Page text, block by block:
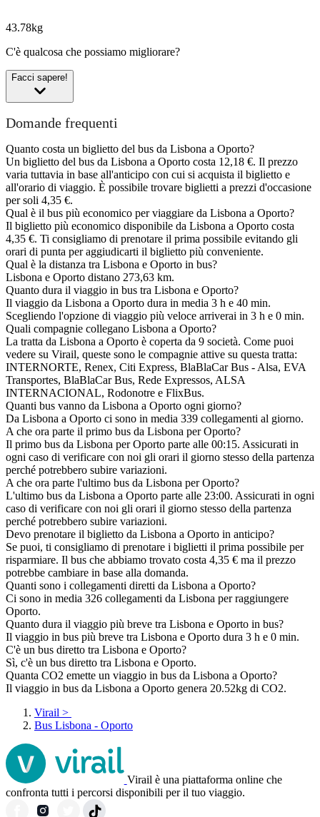
43.78kg
C'è qualcosa che possiamo migliorare?
Facci sapere!
Domande frequenti
Quanto costa un biglietto del bus da Lisbona a Oporto?
Un biglietto del bus da Lisbona a Oporto costa 12,18 €. Il prezzo
varia tuttavia in base all'anticipo con cui si acquista il biglietto e
all'orario di viaggio. È possibile trovare biglietti a prezzi d'occasione
per soli 4,35 €.
Qual è il bus più economico per viaggiare da Lisbona a Oporto?
Il biglietto più economico disponibile da Lisbona a Oporto costa
4,35 €. Ti consigliamo di prenotare il prima possibile evitando gli
orari di punta per aggiudicarti il biglietto più conveniente.
Qual è la distanza tra Lisbona e Oporto in bus?
Lisbona e Oporto distano 273,63 km.
Quanto dura il viaggio in bus tra Lisbona e Oporto?
Il viaggio da Lisbona a Oporto dura in media 3 h e 40 min.
Scegliendo l'opzione di viaggio più veloce arriverai in 3 h e 0 min.
Quali compagnie collegano Lisbona a Oporto?
La tratta da Lisbona a Oporto è coperta da 9 società. Come puoi
vedere su Virail, queste sono le compagnie attive su questa tratta:
INTERNORTE, Renex, Citi Express, BlaBlaCar Bus - Alsa, EVA
Transportes, BlaBlaCar Bus, Rede Expressos, ALSA
INTERNACIONAL, Rodonotre e FlixBus.
Quanti bus vanno da Lisbona a Oporto ogni giorno?
Da Lisbona a Oporto ci sono in media 339 collegamenti al giorno.
A che ora parte il primo bus da Lisbona per Oporto?
Il primo bus da Lisbona per Oporto parte alle 00:15. Assicurati in
ogni caso di verificare con noi gli orari il giorno stesso della partenza
perché potrebbero subire variazioni.
A che ora parte l'ultimo bus da Lisbona per Oporto?
L'ultimo bus da Lisbona a Oporto parte alle 23:00. Assicurati in ogni
caso di verificare con noi gli orari il giorno stesso della partenza
perché potrebbero subire variazioni.
Devo prenotare il biglietto da Lisbona a Oporto in anticipo?
Se puoi, ti consigliamo di prenotare i biglietti il prima possibile per
risparmiare. Il bus che abbiamo trovato costa 4,35 € ma il prezzo
potrebbe cambiare in base alla domanda.
Quanti sono i collegamenti diretti da Lisbona a Oporto?
Ci sono in media 326 collegamenti da Lisbona per raggiungere
Oporto.
Quanto dura il viaggio più breve tra Lisbona e Oporto in bus?
Il viaggio in bus più breve tra Lisbona e Oporto dura 3 h e 0 min.
C'è un bus diretto tra Lisbona e Oporto?
Sì, c'è un bus diretto tra Lisbona e Oporto.
Quanta CO2 emette un viaggio in bus da Lisbona a Oporto?
Il viaggio in bus da Lisbona a Oporto genera 20.52kg di CO2.
Virail >
Bus Lisbona - Oporto
Virail è una piattaforma online che
confronta tutti i percorsi disponibili per il tuo viaggio.